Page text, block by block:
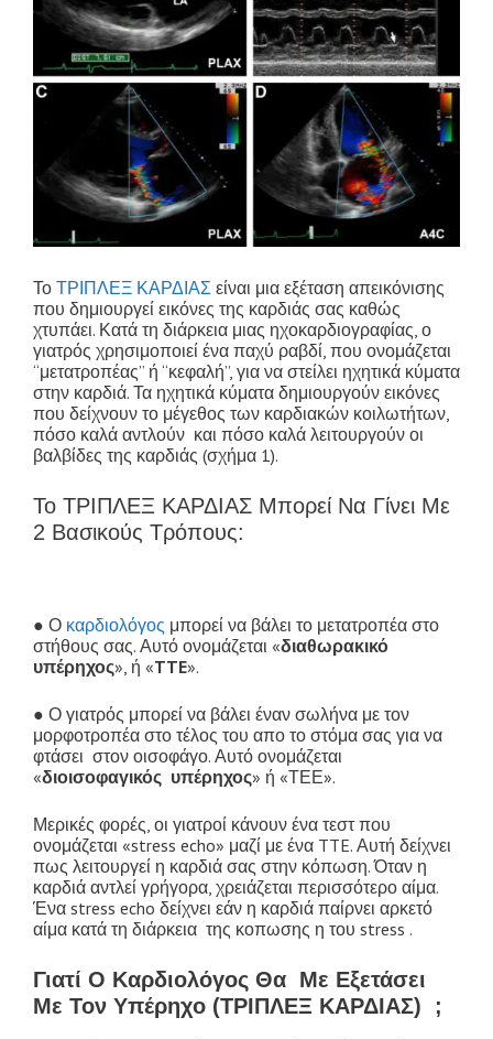
Το ΤΡΙΠΛΕΞ ΚΑΡΔΙΑΣ είναι μια εξέταση απεικόνισης
που δημιουργεί εικόνες της καρδιάς σας καθώς
χτυπάει. Κατά τη διάρκεια μιας ηχοκαρδιογραφίας, ο
γιατρός χρησιμοποιεί ένα παχύ ραβδί, που ονομάζεται
“μετατροπέας” ή “κεφαλή”, για να στείλει ηχητικά κύματα
στην καρδιά. Τα ηχητικά κύματα δημιουργούν εικόνες
που δείχνουν το μέγεθος των καρδιακών κοιλωτήτων,
πόσο καλά αντλούν και πόσο καλά λειτουργούν οι
βαλβίδες της καρδιάς (σχήμα 1).
Το ΤΡΙΠΛΕΞ ΚΑΡΔΙΑΣ Μπορεί Να Γίνει Με
2 Βασικούς Τρόπους:
● Ο καρδιολόγος μπορεί να βάλει το μετατροπέα στο
στήθους σας. Αυτό ονομάζεται «διαθωρακικό
υπέρηχος», ή «TTE».
● Ο γιατρός μπορεί να βάλει έναν σωλήνα με τον
μορφοτροπέα στο τέλος του απο το στόμα σας για να
φτάσει στον οισοφάγο. Αυτό ονομάζεται
«διοισοφαγικός υπέρηχος» ή «ΤΕΕ».
Μερικές φορές, οι γιατροί κάνουν ένα τεστ που
ονομάζεται «stress echo» μαζί με ένα TTE. Αυτή δείχνει
πως λειτουργεί η καρδιά σας στην κόπωση. Όταν η
καρδιά αντλεί γρήγορα, χρειάζεται περισσότερο αίμα.
Ένα stress echo δείχνει εάν η καρδιά παίρνει αρκετό
αίμα κατά τη διάρκεια της κοπωσης η του stress .
Γιατί Ο Καρδιολόγος Θα Με Εξετάσει
Με Τον Υπέρηχο (ΤΡΙΠΛΕΞ ΚΑΡΔΙΑΣ) ;